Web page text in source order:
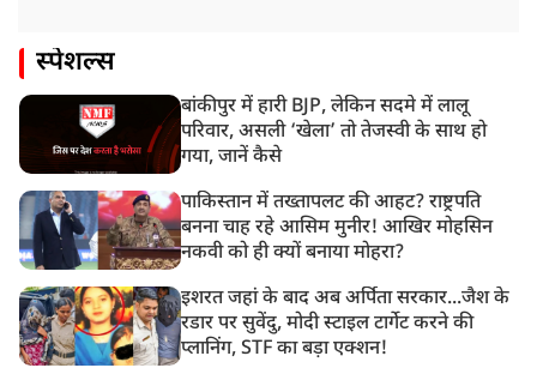
स्पेशल्स
बांकीपुर में हारी BJP, लेकिन सदमे में लालू
परिवार, असली ‘खेला’ तो तेजस्वी के साथ हो
गया, जानें कैसे
पाकिस्तान में तख्तापलट की आहट? राष्ट्रपति
बनना चाह रहे आसिम मुनीर! आखिर मोहसिन
नकवी को ही क्यों बनाया मोहरा?
इशरत जहां के बाद अब अर्पिता सरकार...जैश के
रडार पर सुवेंदु, मोदी स्टाइल टार्गेट करने की
प्लानिंग, STF का बड़ा एक्शन!